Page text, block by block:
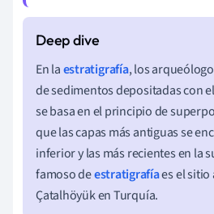
En laestratigrafía, los
de sedimentos depositadas con
se basa en el principio de
que las capas más antiguas se
inferior y las más recientes en la
famoso deestratigrafíaes el sitio
Çatalhöyük en Turquía.